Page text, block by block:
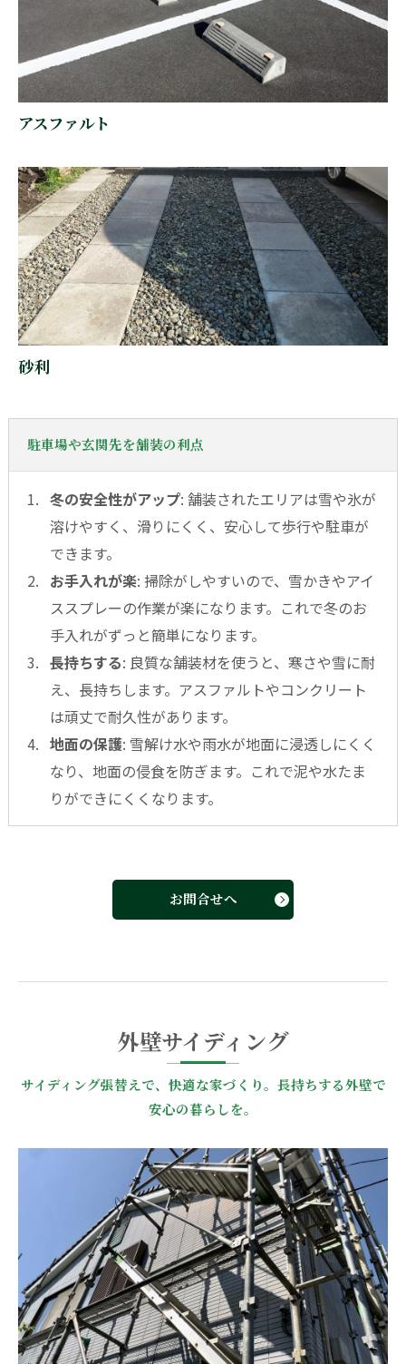
アスファルト
砂利
駐車場や玄関先を舗装の利点
冬の安全性がアップ: 舗装されたエリアは雪や氷が
溶けやすく、滑りにくく、安心して歩行や駐車が
できます。
お手入れが楽: 掃除がしやすいので、雪かきやアイ
ススプレーの作業が楽になります。これで冬のお
手入れがずっと簡単になります。
長持ちする: 良質な舗装材を使うと、寒さや雪に耐
え、長持ちします。アスファルトやコンクリート
は頑丈で耐久性があります。
地面の保護: 雪解け水や雨水が地面に浸透しにくく
なり、地面の侵食を防ぎます。これで泥や水たま
りができにくくなります。
お問合せへ
外壁サイディング
サイディング張替えで、快適な家づくり。長持ちする外壁で
安心の暮らしを。